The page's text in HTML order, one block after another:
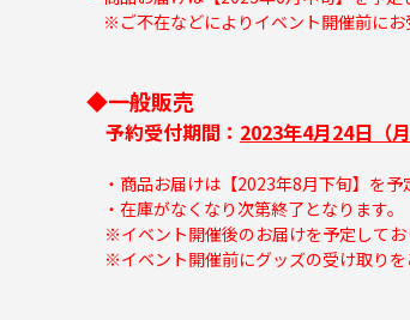
※ご不在などによりイベント開催前にお
◆一般販売
予約受付期間： 2023年4月24日（
・商品お届けは【2023年8月下旬】を予
・在庫がなくなり次第終了となります。
※イベント開催後のお届けを予定してお
※イベント開催前にグッズの受け取りを